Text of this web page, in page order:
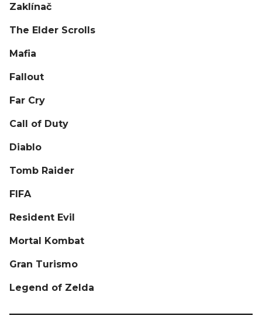
Zaklínač
The Elder Scrolls
Mafia
Fallout
Far Cry
Call of Duty
Diablo
Tomb Raider
FIFA
Resident Evil
Mortal Kombat
Gran Turismo
Legend of Zelda